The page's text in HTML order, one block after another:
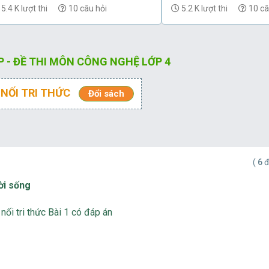
5.4 K lượt thi 10 câu hỏi 5.2 K lượt thi 10
- ĐỀ THI MÔN CÔNG NGHỆ LỚP 4
TRI THỨC Đổi sách
( 6
sống
tri thức Bài 1 có đáp án